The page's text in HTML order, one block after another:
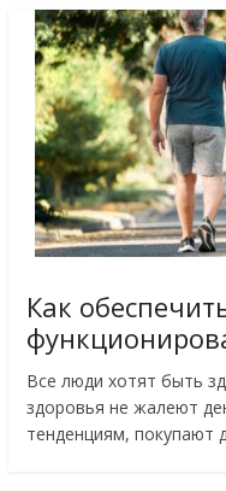
Как
Все люди хотят быть
здоровья не жалеют
тенденциям, покупают